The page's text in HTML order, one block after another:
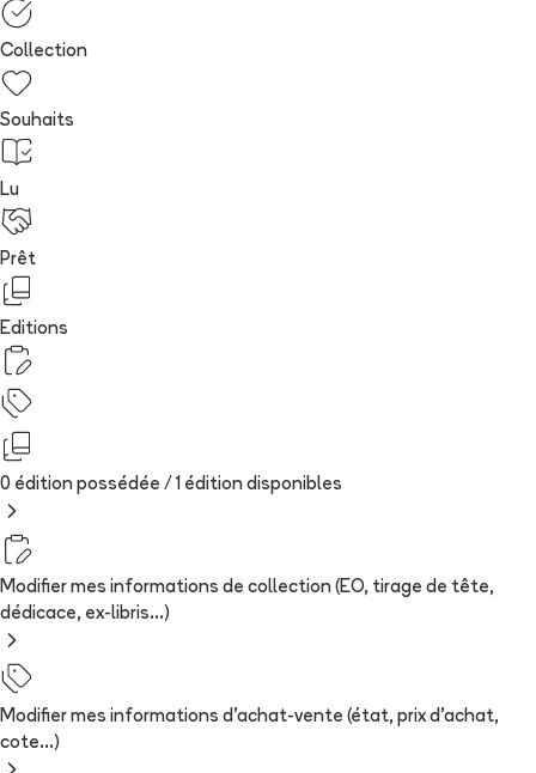
Collection
Souhaits
Lu
Prêt
Editions
0 édition possédée / 1 édition disponibles
Modifier mes informations de collection (EO, tirage de tête,
dédicace, ex-libris...)
Modifier mes informations d'achat-vente (état, prix d'achat,
cote...)